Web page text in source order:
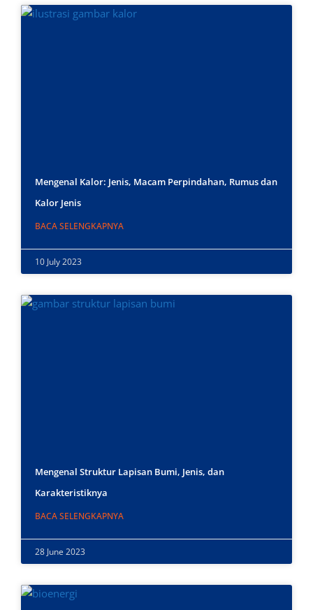
Mengenal Kalor: Jenis, Macam Perpindahan, Rumus dan
Kalor Jenis
BACA SELENGKAPNYA
10 July 2023
Mengenal Struktur Lapisan Bumi, Jenis, dan
Karakteristiknya
BACA SELENGKAPNYA
28 June 2023